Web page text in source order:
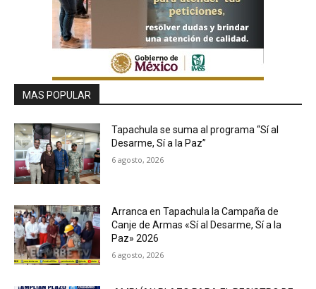
MAS POPULAR
Tapachula se suma al programa “Sí al
Desarme, Sí a la Paz”
6 agosto, 2026
Arranca en Tapachula la Campaña de
Canje de Armas «Sí al Desarme, Sí a la
Paz» 2026
6 agosto, 2026